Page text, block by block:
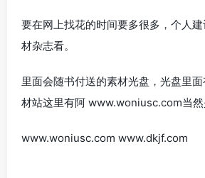
要在网上找花的时间要多很多，个人
材杂志看。
里面会随书付送的素材光盘，光盘里
材站这里有阿 www.woniusc.com当
www.woniusc.com www.dkjf.com